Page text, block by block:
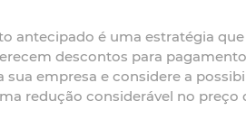
antecipado é uma estratégia
descontos para
sua empresa e considere a
redução considerável no